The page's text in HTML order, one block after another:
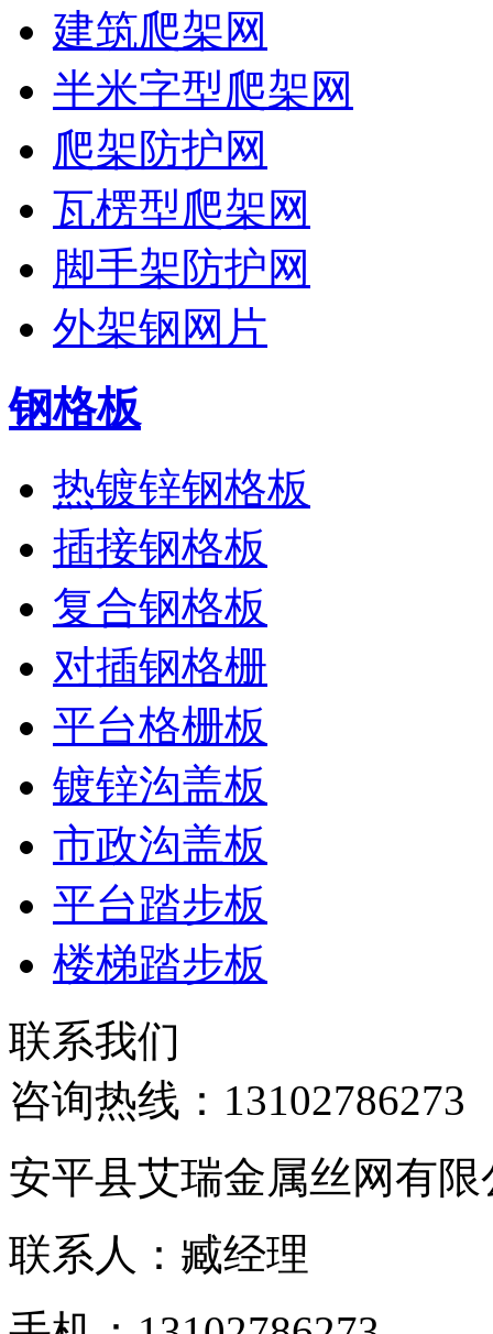
建筑爬架网
半米字型爬架网
爬架防护网
瓦楞型爬架网
脚手架防护网
外架钢网片
钢格板
热镀锌钢格板
插接钢格板
复合钢格板
对插钢格栅
平台格栅板
镀锌沟盖板
市政沟盖板
平台踏步板
楼梯踏步板
联系我们
咨询热线： 13102786273
安平县艾瑞金属丝网有限
联系人：臧经理